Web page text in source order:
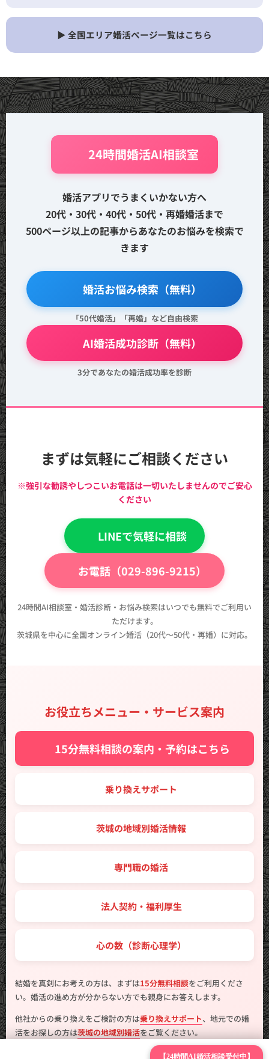
▶ 全国エリア婚活ページ一覧はこちら
🤖 24時間婚活AI相談室
婚活アプリでうまくいかない方へ
20代・30代・40代・50代・再婚婚活まで
500ページ以上の記事からあなたのお悩みを検索で
きます
🔍 婚活お悩み検索（無料）
「50代婚活」「再婚」など自由検索
💖 AI婚活成功診断（無料）
3分であなたの婚活成功率を診断
まずは気軽にご相談ください
※強引な勧誘やしつこいお電話は一切いたしませんのでご安心
ください
💬 LINEで気軽に相談
📞 お電話（029-896-9215）
24時間AI相談室・婚活診断・お悩み検索はいつでも無料でご利用い
ただけます。
茨城県を中心に全国オンライン婚活（20代〜50代・再婚）に対応。
お役立ちメニュー・サービス案内
✨ 15分無料相談の案内・予約はこちら
🔑 乗り換えサポート
🗾 茨城の地域別婚活情報
💼 専門職の婚活
🤝 法人契約・福利厚生
💖 心の数（診断心理学）
結婚を真剣にお考えの方は、まずは15分無料相談をご利用くださ
い。婚活の進め方が分からない方でも親身にお答えします。
他社からの乗り換えをご検討の方は乗り換えサポート、地元での婚
活をお探しの方は茨城の地域別婚活をご覧ください。
【24時間AI婚活相談受付中】